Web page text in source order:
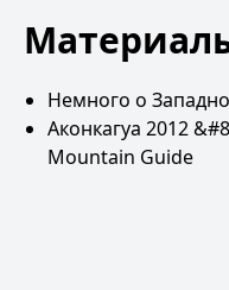
Немного о
Аконкагуа 2012
Mountain Guide